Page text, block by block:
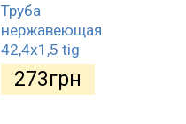
Труба
нержавеющая
42,4х1,5 tig
273грн